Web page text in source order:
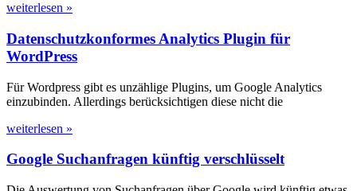
weiterlesen »
Datenschutzkonformes Analytics Plugin für
WordPress
Für Wordpress gibt es unzählige Plugins, um Google Analytics
einzubinden. Allerdings berücksichtigen diese nicht die
weiterlesen »
Google Suchanfragen künftig verschlüsselt